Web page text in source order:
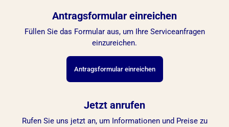
Antragsformular einreichen
Füllen Sie das Formular aus, um Ihre Serviceanfragen
einzureichen.
Antragsformular einreichen
Jetzt anrufen
Rufen Sie uns jetzt an, um Informationen und Preise zu